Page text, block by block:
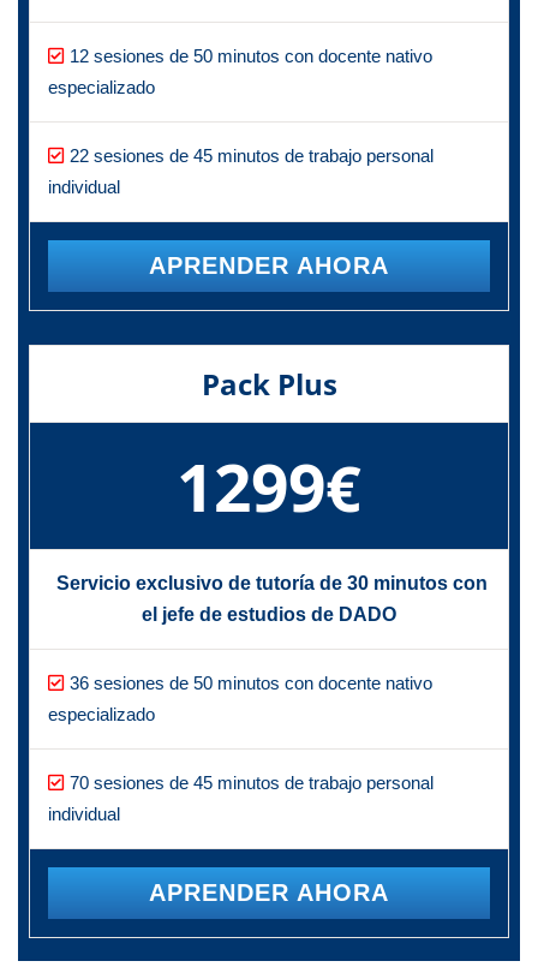
12 sesiones de 50 minutos con docente nativo
especializado
22 sesiones de 45 minutos de trabajo personal
individual
APRENDER AHORA
Pack Plus
1299€
Servicio exclusivo de tutoría de 30 minutos con
el jefe de estudios de DADO
36 sesiones de 50 minutos con docente nativo
especializado
70 sesiones de 45 minutos de trabajo personal
individual
APRENDER AHORA